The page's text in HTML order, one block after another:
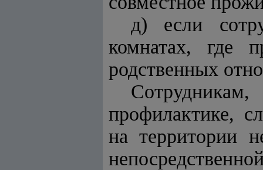
д) если
комнатах, где
родственных
профилактике,
на территории